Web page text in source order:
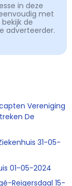
in deze
met
de
adverteerder.
Vereniging
De
31-05-
01-05-2024
Reigersdaal 15-